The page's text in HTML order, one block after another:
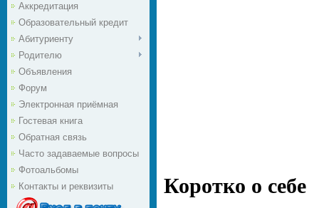
Аккредитация
Образовательный кредит
Абитуриенту
Родителю
Объявления
Форум
Электронная приёмная
Гостевая книга
Обратная связь
Часто задаваемые вопросы
Фотоальбомы
Контакты и реквизиты
Коротко о себе